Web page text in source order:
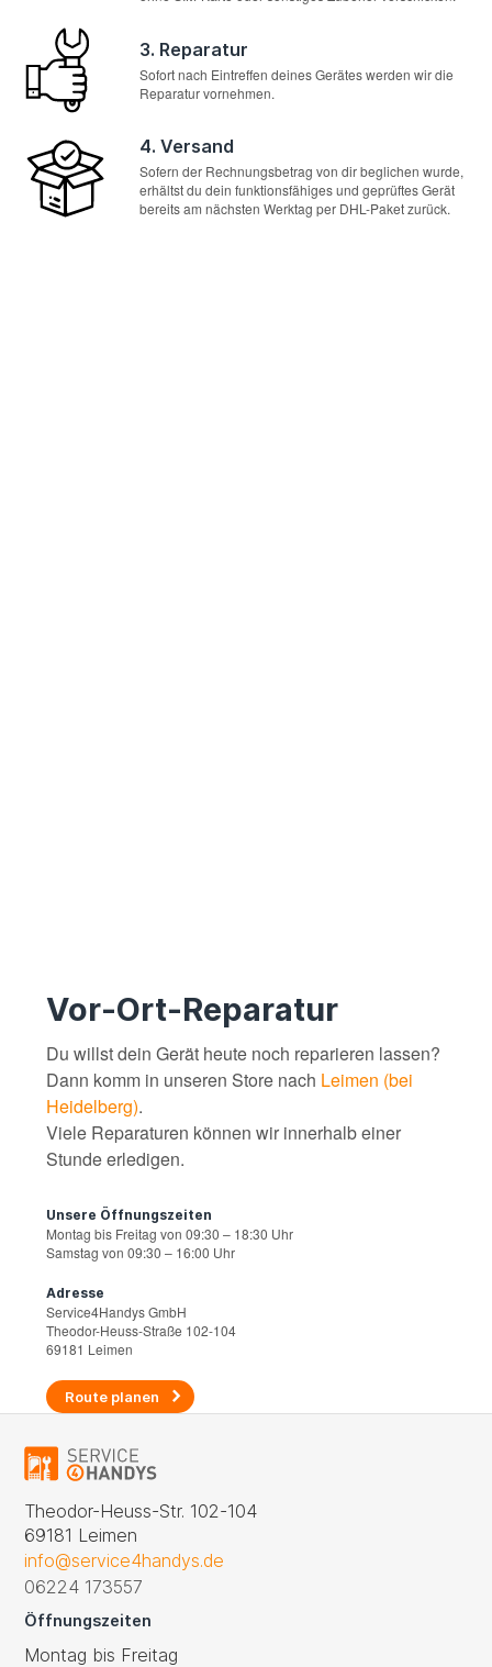
3. Reparatur
Sofort nach Eintreffen deines Gerätes werden wir die
Reparatur vornehmen.
4. Versand
Sofern der Rechnungsbetrag von dir beglichen wurde,
erhältst du dein funktionsfähiges und geprüftes Gerät
bereits am nächsten Werktag per DHL-Paket zurück.
Vor-Ort-Reparatur
Du willst dein Gerät heute noch reparieren lassen?
Dann komm in unseren Store nach Leimen (bei
Heidelberg).
Viele Reparaturen können wir innerhalb einer
Stunde erledigen.
Unsere Öffnungszeiten
Montag bis Freitag von 09:30 – 18:30 Uhr
Samstag von 09:30 – 16:00 Uhr
Adresse
Service4Handys GmbH
Theodor-Heuss-Straße 102-104
69181 Leimen
Route planen
Theodor-Heuss-Str. 102-104
69181 Leimen
info@service4handys.de
06224 173557
Öffnungszeiten
Montag bis Freitag